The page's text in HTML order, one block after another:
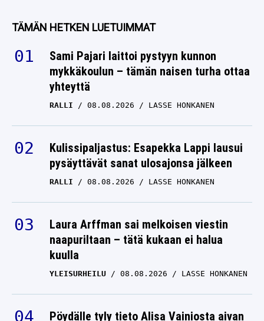
mykkäkoulun – tämän naisen turha ottaa
yhteyttä
RALLI 08.08.2026
Kulissipaljastus: Esapekka Lappi lausui
pysäyttävät sanat ulosajonsa jälkeen
RALLI 08.08.2026 LASSE HONKANEN
Laura Arffman sai melkoisen viestin
naapuriltaan – tätä kukaan ei halua
kuulla
YLEISURHEILU
Pöydälle tyly tieto Alisa Vainiosta aivan
EM-kisojen alla